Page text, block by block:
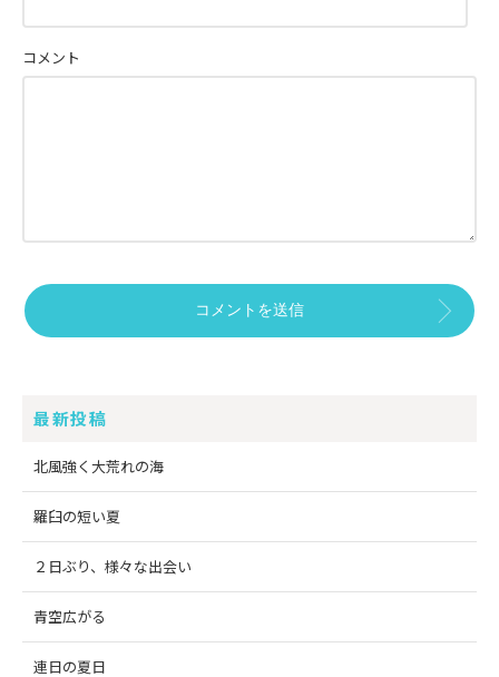
コメント
最新投稿
北風強く大荒れの海
羅臼の短い夏
２日ぶり、様々な出会い
青空広がる
連日の夏日